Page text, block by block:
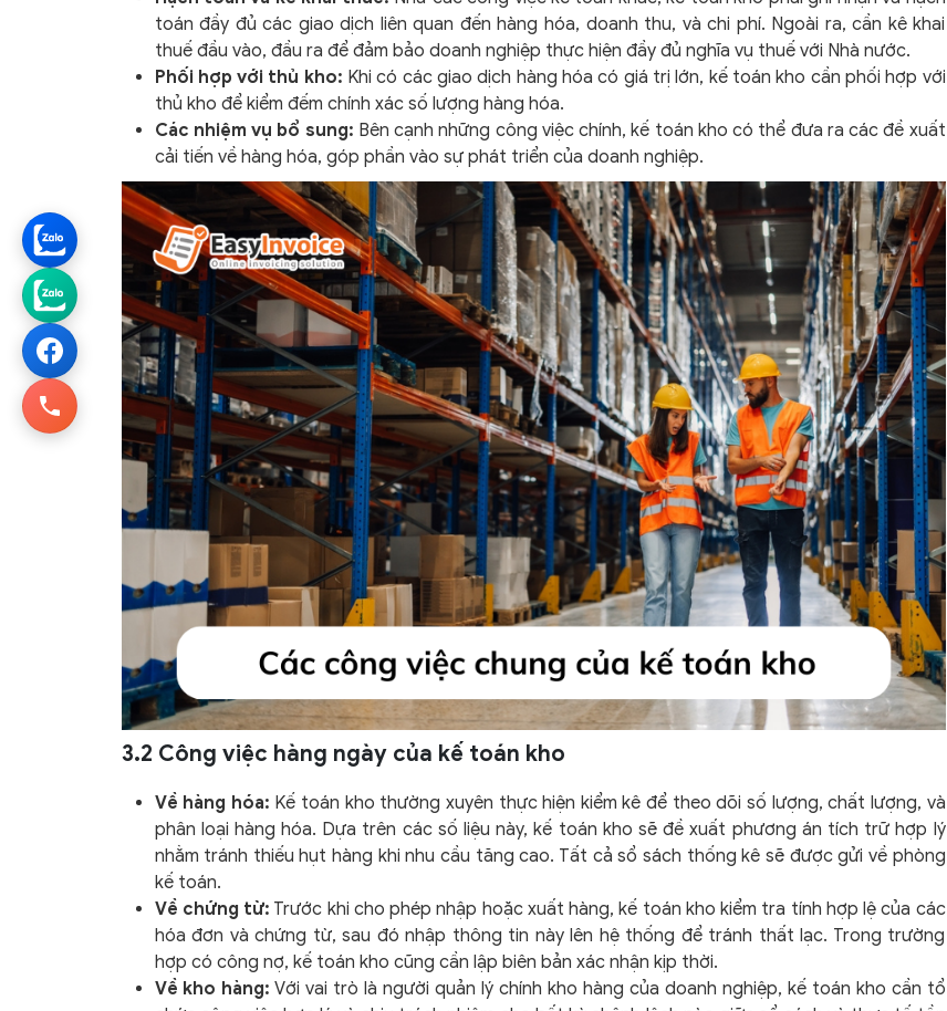
toán đầy đủ các giao dịch liên quan đến hàng hóa, doanh thu, và chi phí. Ngoài ra, cần kê khai
thuế đầu vào, đầu ra để đảm bảo doanh nghiệp thực hiện đầy đủ nghĩa vụ thuế với Nhà nước.
Phối hợp với thủ kho: Khi có các giao dịch hàng hóa có giá trị lớn, kế toán kho cần phối hợp với
thủ kho để kiểm đếm chính xác số lượng hàng hóa.
Các nhiệm vụ bổ sung: Bên cạnh những công việc chính, kế toán kho có thể đưa ra các đề xuất
cải tiến về hàng hóa, góp phần vào sự phát triển của doanh nghiệp.
3.2 Công việc hàng ngày của kế toán kho
Về hàng hóa: Kế toán kho thường xuyên thực hiện kiểm kê để theo dõi số lượng, chất lượng, và
phân loại hàng hóa. Dựa trên các số liệu này, kế toán kho sẽ đề xuất phương án tích trữ hợp lý
nhằm tránh thiếu hụt hàng khi nhu cầu tăng cao. Tất cả sổ sách thống kê sẽ được gửi về phòng
kế toán.
Về chứng từ: Trước khi cho phép nhập hoặc xuất hàng, kế toán kho kiểm tra tính hợp lệ của các
hóa đơn và chứng từ, sau đó nhập thông tin này lên hệ thống để tránh thất lạc. Trong trường
hợp có công nợ, kế toán kho cũng cần lập biên bản xác nhận kịp thời.
Về kho hàng: Với vai trò là người quản lý chính kho hàng của doanh nghiệp, kế toán kho cần tổ